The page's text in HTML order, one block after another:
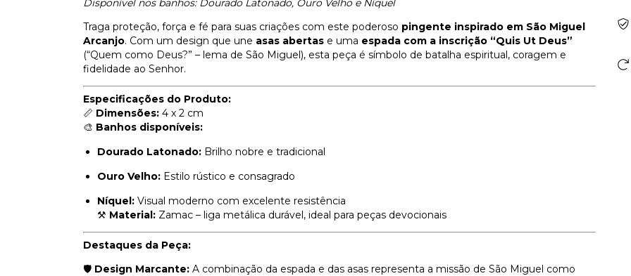
Disponível nos banhos: Dourado Latonado, Ouro Velho e Níquel
Traga proteção, força e fé para suas criações com este poderoso pingente inspirado em São Miguel
Arcanjo. Com um design que une asas abertas e uma espada com a inscrição “Quis Ut Deus”
(“Quem como Deus?” – lema de São Miguel), esta peça é símbolo de batalha espiritual, coragem e
fidelidade ao Senhor.
Especificações do Produto:
📏 Dimensões: 4 x 2 cm
🎨 Banhos disponíveis:
Dourado Latonado: Brilho nobre e tradicional
Ouro Velho: Estilo rústico e consagrado
Níquel: Visual moderno com excelente resistência
⚒️ Material: Zamac – liga metálica durável, ideal para peças devocionais
Destaques da Peça:
🛡️ Design Marcante: A combinação da espada e das asas representa a missão de São Miguel como